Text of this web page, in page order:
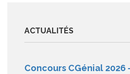
ACTUALITÉS
Concours CGénial 2026